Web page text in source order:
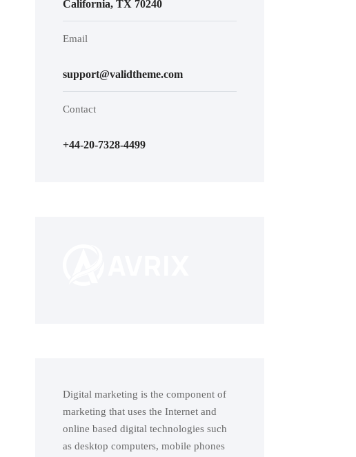
California, TX 70240
Email
support@validtheme.com
Contact
+44-20-7328-4499
Digital marketing is the component of
marketing that uses the Internet and
online based digital technologies such
as desktop computers, mobile phones